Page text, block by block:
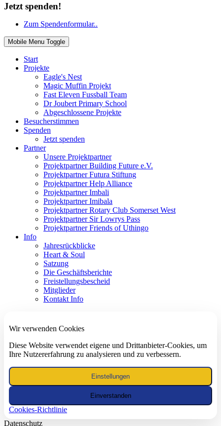
Jetzt spenden!
Zum Spendenformular..
Mobile Menu Toggle
Start
Projekte
Eagle's Nest
Magic Muffin Projekt
Fast Eleven Fussball Team
Dr Joubert Primary School
Abgeschlossene Projekte
Besucherstimmen
Spenden
Jetzt spenden
Partner
Unsere Projektpartner
Projektpartner Building Future e.V.
Projektpartner Futura Stiftung
Projektpartner Help Alliance
Projektpartner Imbali
Projektpartner Imibala
Projektpartner Rotary Club Somerset West
Projektpartner Sir Lowrys Pass
Projektpartner Friends of Uthingo
Info
Jahresrückblicke
Heart & Soul
Satzung
Die Geschäftsberichte
Freistellungsbescheid
Mitglieder
Kontakt Info
Wir verwenden Cookies
Diese Website verwendet eigene und Drittanbieter-Cookies, um
Ihre Nutzererfahrung zu analysieren und zu verbessern.
Einstellungen
Einverstanden
Cookies-Richtlinie
Datenschutz